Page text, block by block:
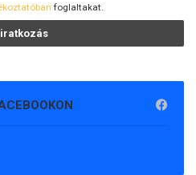
foglaltakat.